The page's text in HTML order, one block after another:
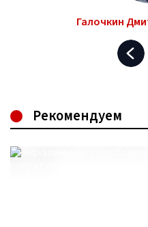
Галочкин
Рекомендуем